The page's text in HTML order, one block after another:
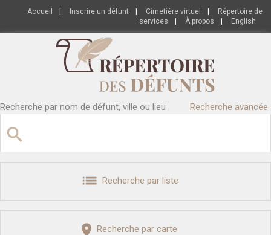
Accueil Inscrire un défunt Cimetière virtuel
Répertoire de
services
À propos English
Recherche par nom de défunt, ville ou lieu Recherche avancée
Recherche par liste
Recherche par carte